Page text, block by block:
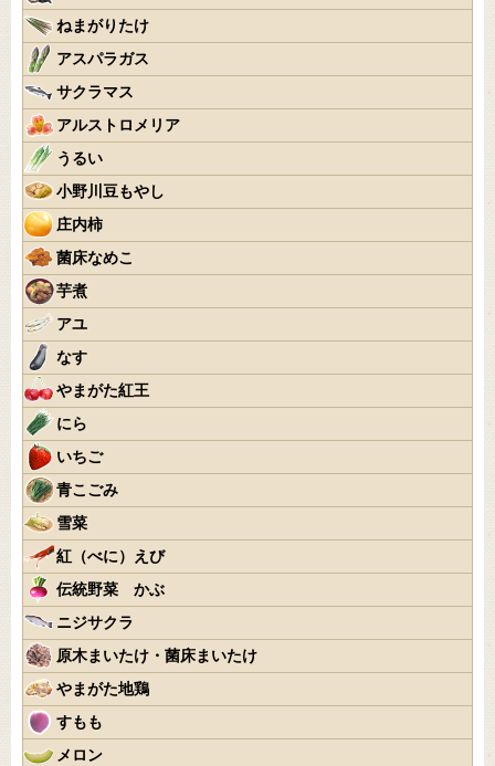
ねまがりたけ
アスパラガス
サクラマス
アルストロメリア
うるい
小野川豆もやし
庄内柿
菌床なめこ
芋煮
アユ
なす
やまがた紅王
にら
いちご
青こごみ
雪菜
紅（べに）えび
伝統野菜 かぶ
ニジサクラ
原木まいたけ・菌床まいたけ
やまがた地鶏
すもも
メロン